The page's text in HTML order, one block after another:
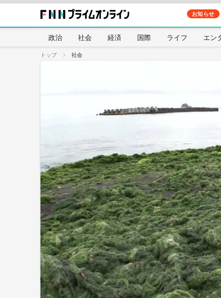
お知らせ
政治 社会 経済 国際 ライフ エン
トップ 社会